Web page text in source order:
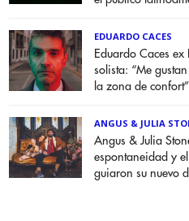
EDUARDO CACES
Eduardo Caces ex
solista: “Me
la zona de confort”
ANGUS & JULIA
Angus & Julia
espontaneidad y
guiaron su nuevo